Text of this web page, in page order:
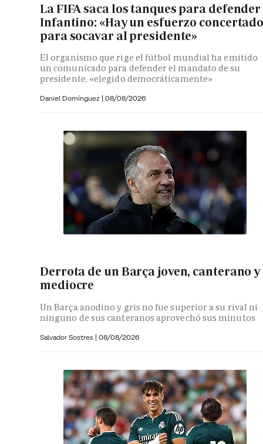
La FIFA saca los tanques para defender
Infantino: «Hay un esfuerzo
para socavar al presidente»
El organismo que rige el fútbol mundial ha emitido
un comunicado para defender el mandato de su
presidente, «elegido democráticamente»
Daniel Domínguez | 08/08/2026
Derrota de un Barça joven, canterano y
mediocre
Un Barça anodino y gris no fue superior a su rival ni
ninguno de sus canteranos aprovechó sus minutos
Salvador Sostres | 08/08/2026